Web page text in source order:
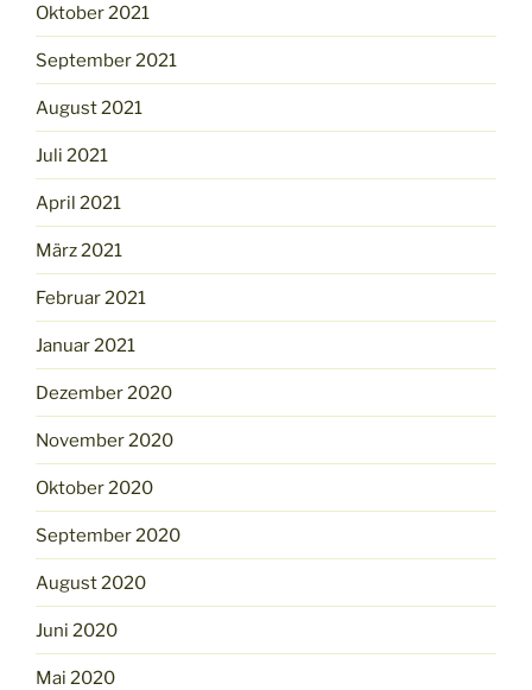
Oktober 2021
September 2021
August 2021
Juli 2021
April 2021
März 2021
Februar 2021
Januar 2021
Dezember 2020
November 2020
Oktober 2020
September 2020
August 2020
Juni 2020
Mai 2020